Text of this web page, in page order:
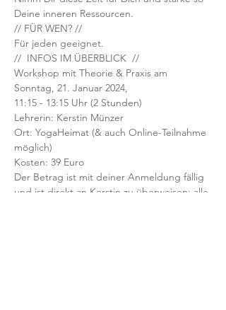
Deine inneren Ressourcen.
// FÜR WEN? //
Für jeden geeignet.
//  INFOS IM ÜBERBLICK  //
Workshop mit Theorie & Praxis am
Sonntag, 21. Januar 2024,
11:15 - 13:15 Uhr (2 Stunden)
Lehrerin: Kerstin Münzer
Ort: YogaHeimat (& auch Online-Teilnahme
möglich)
Kosten: 39 Euro
Der Betrag ist mit deiner Anmeldung fällig
und ist direkt an Kerstin zu überweisen; alle